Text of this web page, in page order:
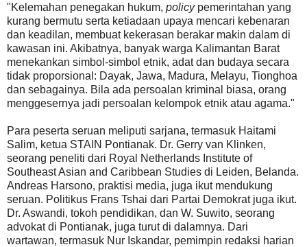
"Kelemahan penegakan hukum, policypemerintahan yang
kurang bermutu serta ketiadaan upaya mencari kebenaran
dan keadilan, membuat kekerasan berakar makin dalam di
kawasan ini. Akibatnya, banyak warga Kalimantan Barat
menekankan simbol-simbol etnik, adat dan budaya secara
tidak proporsional: Dayak, Jawa, Madura, Melayu, Tionghoa
dan sebagainya. Bila ada persoalan kriminal biasa, orang
menggesernya jadi persoalan kelompok etnik atau agama."
Para peserta seruan meliputi sarjana, termasuk Haitami
Salim, ketua STAIN Pontianak. Dr. Gerry van Klinken,
seorang peneliti dari Royal Netherlands Institute of
Southeast Asian and Caribbean Studies di Leiden, Belanda.
Andreas Harsono, praktisi media, juga ikut mendukung
seruan. Politikus Frans Tshai dari Partai Demokrat juga ikut.
Dr. Aswandi, tokoh pendidikan, dan W. Suwito, seorang
advokat di Pontianak, juga turut di dalamnya. Dari
wartawan, termasuk Nur Iskandar, pemimpin redaksi harian